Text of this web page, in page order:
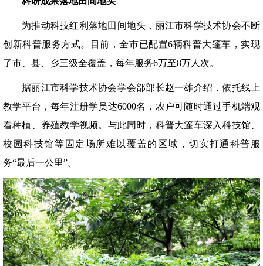
为推动科技红利落地田间地头，丽江市科学技术协会不断
创新科普服务方式。目前，全市已配置6辆科普大篷车，实现
了市、县、乡三级全覆盖，每年服务6万至8万人次。
据丽江市科学技术协会学会部部长赵一雄介绍，依托线上
教学平台，每年注册学员达6000名，农户可随时通过手机端观
看种植、养殖教学视频。与此同时，科普大篷车深入科技馆、
校园科技馆等固定场所难以覆盖的区域，切实打通科普服
务“最后一公里”。